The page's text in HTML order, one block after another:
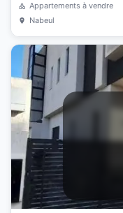
Appartements à vendre
Nabeul